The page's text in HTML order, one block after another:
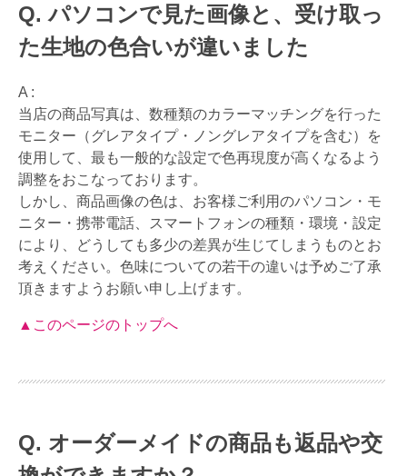
パソコンで見た画像と、受け取っ
た生地の色合いが違いました
A :
当店の商品写真は、数種類のカラーマッチングを行った
モニター（グレアタイプ・ノングレアタイプを含む）を
使用して、最も一般的な設定で色再現度が高くなるよう
調整をおこなっております。
しかし、商品画像の色は、お客様ご利用のパソコン・モ
ニター・携帯電話、スマートフォンの種類・環境・設定
により、どうしても多少の差異が生じてしまうものとお
考えください。色味についての若干の違いは予めご了承
頂きますようお願い申し上げます。
▲このページのトップへ
オーダーメイドの商品も返品や交